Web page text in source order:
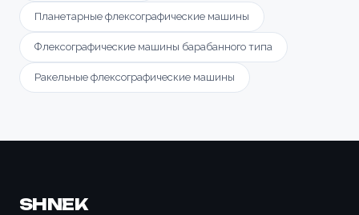
Планетарные флексографические машины
Флексографические машины барабанного типа
Ракельные флексографические машины
SHNEK